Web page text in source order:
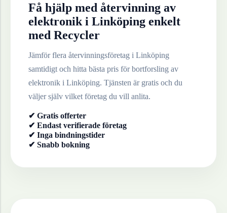
Få hjälp med återvinning av
elektronik i Linköping enkelt
med Recycler
Jämför flera återvinningsföretag i Linköping
samtidigt och hitta bästa pris för bortforsling av
elektronik i Linköping. Tjänsten är gratis och du
väljer själv vilket företag du vill anlita.
✔ Gratis offerter
✔ Endast verifierade företag
✔ Inga bindningstider
✔ Snabb bokning